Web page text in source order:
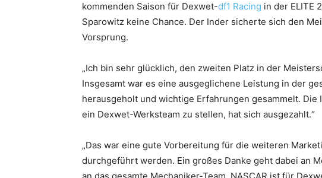
kommenden Saison für Dexwet-df1 Racing in der ELITE
Sparowitz keine Chance. Der Inder sicherte sich den
Vorsprung.
„Ich bin sehr glücklich, den zweiten Platz in der
Insgesamt war es eine ausgeglichene Leistung in der
herausgeholt und wichtige Erfahrungen gesammelt. Die
ein Dexwet-Werksteam zu stellen, hat sich ausgezahlt.“
„Das war eine gute Vorbereitung für die weiteren
durchgeführt werden. Ein großes Danke geht dabei an